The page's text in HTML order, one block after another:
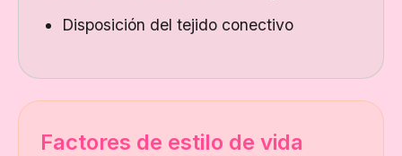
Disposición del tejido conectivo
Factores de estilo de vida